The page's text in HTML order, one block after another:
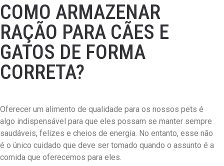
COMO ARMAZENAR
RAÇÃO PARA CÃES E
GATOS DE FORMA
CORRETA?
Oferecer um alimento de qualidade para os nossos pets é
algo indispensável para que eles possam se manter sempre
saudáveis, felizes e cheios de energia. No entanto, esse não
é o único cuidado que deve ser tomado quando o assunto é a
comida que oferecemos para eles.